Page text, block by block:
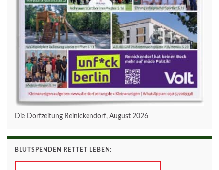
Die Dorfzeitung Reinickendorf, August 2026
BLUTSPENDEN RETTET LEBEN: